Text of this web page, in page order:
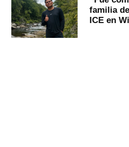
familia
ICE en